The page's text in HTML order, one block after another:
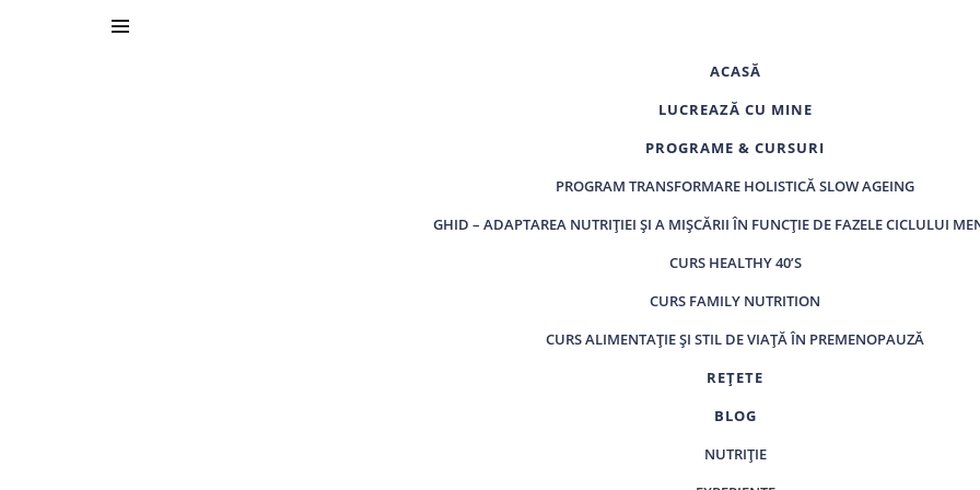
ACASĂ
LUCREAZĂ CU MINE
PROGRAME & CURSURI
PROGRAM TRANSFORMARE HOLISTICĂ SLOW AGEING
GHID – ADAPTAREA NUTRIȚIEI ȘI A MIȘCĂRII ÎN FUNCȚIE DE FAZELE CICLULUI
CURS HEALTHY 40’S
CURS FAMILY NUTRITION
CURS ALIMENTAȚIE ȘI STIL DE VIAȚĂ ÎN PREMENOPAUZĂ
REȚETE
BLOG
NUTRIȚIE